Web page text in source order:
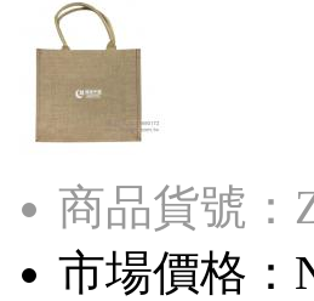
商品貨號：
市場價格：